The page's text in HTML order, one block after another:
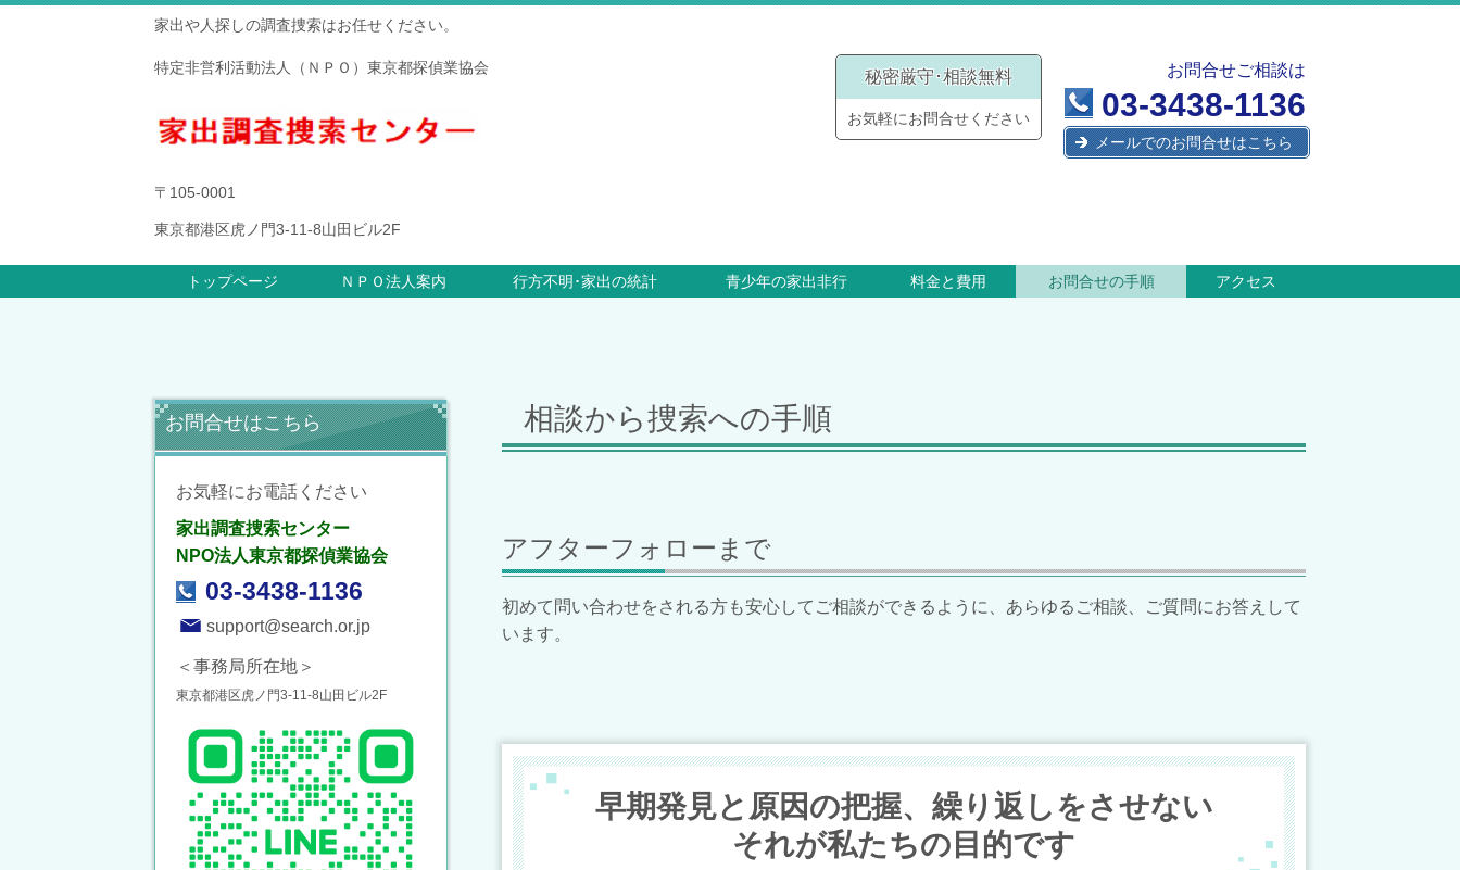
家出や人探しの調査捜索はお任せください。
特定非営利活動法人（ＮＰＯ）東京都探偵業協会
〒105-0001
東京都港区虎ノ門3-11-8山田ビル2F
秘密厳守･相談無料
お気軽にお問合せください
お問合せご相談は
03-3438-1136
メールでのお問合せはこちら
トップページ ＮＰＯ法人案内 行方不明･家出の統計 青少年の家出非行 料金と費用 お問合せの手順 アクセス
相談から捜索への手順
アフターフォローまで
初めて問い合わせをされる方も安心してご相談ができるように、あらゆるご相談、ご質問にお答えして
います。
早期発見と原因の把握、繰り返しをさせない
それが私たちの目的です
お問合せはこちら
お気軽にお電話ください
家出調査捜索センター
NPO法人東京都探偵業協会
03-3438-1136
support@search.or.jp
＜事務局所在地＞
東京都港区虎ノ門3-11-8山田ビル2F